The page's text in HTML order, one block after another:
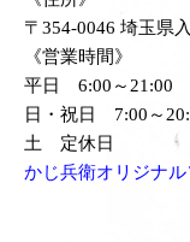
〒354-0046 埼玉県
《営業時間》
平日 6:00～21:00
日・祝日 7:00～
土 定休日
かじ兵衛オリジナ